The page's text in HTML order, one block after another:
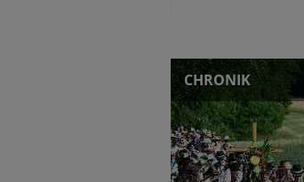
CHRONIK